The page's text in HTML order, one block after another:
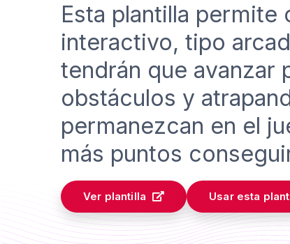
Esta plantilla
interactivo, tipo
tendrán que avanzar
obstáculos y
permanezcan en el
más puntos
Ver plantilla Usar esta